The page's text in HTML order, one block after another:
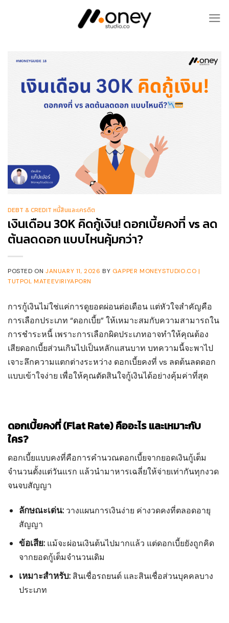
DEBT & CREDIT หนี้สินและเครดิต
เงินเดือน 30K คิดกู้เงิน! ดอกเบี้ยคงที่ vs ลด
ต้นลดดอก แบบไหนคุ้มกว่า?
POSTED ON JANUARY 11, 2026 BY GAPPER MONEYSTUDIO.CO |
TUTPOL MATEEVIRIYAPORN
การกู้เงินไม่ใช่แค่การดูยอดผ่อนต่อเดือน แต่หัวใจสำคัญคือ
การเลือกประเภท “ดอกเบี้ย” ให้เหมาะสมกับความสามารถใน
การชำระหนี้ เพราะการเลือกผิดประเภทอาจทำให้คุณต้อง
เสียดอกเบี้ยส่วนเกินไปเป็นหลักแสนบาท บทความนี้จะพาไป
เจาะลึกความแตกต่างระหว่าง ดอกเบี้ยคงที่ vs ลดต้นลดดอก
แบบเข้าใจง่าย เพื่อให้คุณตัดสินใจกู้เงินได้อย่างคุ้มค่าที่สุด
ดอกเบี้ยคงที่ (Flat Rate) คืออะไร และเหมาะกับ
ใคร?
ดอกเบี้ยแบบคงที่คือการคำนวณดอกเบี้ยจากยอดเงินกู้เต็ม
จำนวนตั้งแต่วันแรก แล้วนำมาหารเฉลี่ยให้จ่ายเท่ากันทุกงวด
จนจบสัญญา
ลักษณะเด่น: วางแผนการเงินง่าย ค่างวดคงที่ตลอดอายุ
สัญญา
ข้อเสีย: แม้จะผ่อนเงินต้นไปมากแล้ว แต่ดอกเบี้ยยังถูกคิด
จากยอดกู้เต็มจำนวนเดิม
เหมาะสำหรับ: สินเชื่อรถยนต์ และสินเชื่อส่วนบุคคลบาง
ประเภท